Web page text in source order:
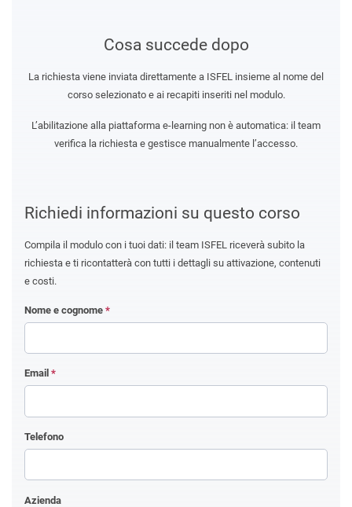
Richiedi informazioni su questo corso
Compila il modulo con i tuoi dati: il team ISFEL riceverà subito la
richiesta e ti ricontatterà con tutti i dettagli su attivazione, contenuti
e costi.
Nome e cognome *
Email *
Telefono
Azienda
Cosa succede dopo
La richiesta viene inviata direttamente a ISFEL insieme al nome del
corso selezionato e ai recapiti inseriti nel modulo.
L’abilitazione alla piattaforma e-learning non è automatica: il team
verifica la richiesta e gestisce manualmente l’accesso.